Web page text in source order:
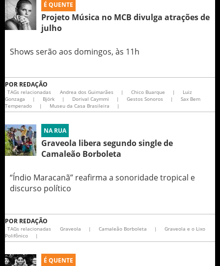
É QUENTE
Projeto Música no MCB divulga atrações de
julho
Shows serão aos domingos, às 11h
POR REDAÇÃO
TAGs relacionadas Andrea dos Guimarães | Chico Buarque |
Luiz
Gonzaga
| Björk | Dorival Caymmi | Gestos Sonoros |
Sax Bem
Temperado
| Museu da Casa Brasileira |
NA RUA
Graveola libera segundo single de
Camaleão Borboleta
“Índio Maracanã” reafirma a sonoridade tropical e
discurso político
POR REDAÇÃO
TAGs relacionadas Graveola | Camaleão Borboleta |
Graveola e o Lixo
Polifônico
|
É QUENTE